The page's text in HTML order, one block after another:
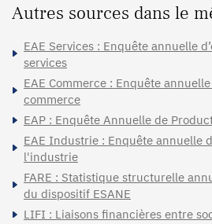
Autres sources dans le
EAE Services : Enquête annuelle
services
EAE Commerce : Enquête
commerce
EAP : Enquête Annuelle de
EAE Industrie : Enquête annuelle
l'industrie
FARE : Statistique structurelle
du dispositif ESANE
LIFI : Liaisons financières entre